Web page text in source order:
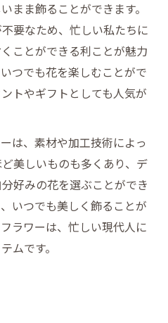
まま飾ることができます。
要なため、忙しい私たちに
ことができる利ことが魅力
つでも花を楽しむことがで
トやギフトとしても人気が
は、素材や加工技術によっ
美しいものも多くあり、デ
好みの花を選ぶことができ
いつでも美しく飾ることが
ラワーは、忙しい現代人に
ムです。